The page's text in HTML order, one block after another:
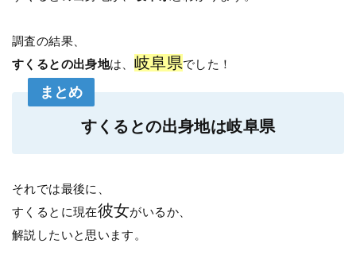
調査の結果、
すくるとの出身地は、 岐阜県でした！
まとめ
すくるとの出身地は岐阜県
それでは最後に、
すくるとに現在彼女がいるか、
解説したいと思います。